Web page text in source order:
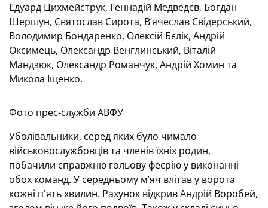
Едуард Цихмейструк, Геннадій Медведєв, Богдан
Шершун, Святослав Сирота, В’ячеслав Свідерський,
Володимир Бондаренко, Олексій Бєлік, Андрій
Оксимець, Олександр Венглинський, Віталій
Мандзюк, Олександр Романчук, Андрій Хомин та
Микола Іщенко.
Фото прес-служби АВФУ
Уболівальники, серед яких було чимало
військовослужбовців та членів їхніх родин,
побачили справжню гольову феєрію у виконанні
обох команд. У середньому м’яч влітав у ворота
кожні п'ять хвилин. Рахунок відкрив Андрій Воробей,